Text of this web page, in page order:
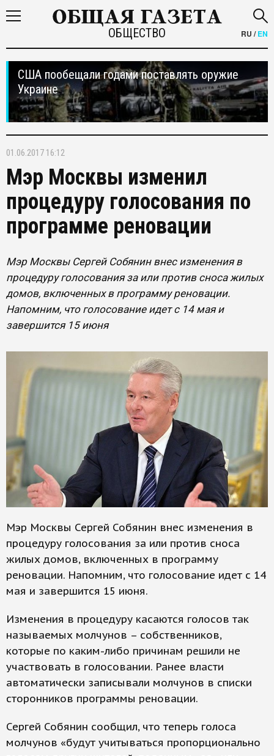
ОБЩЕСТВО RU /EN
США пообещали годами поставлять оружие
Украине
01.06.2017 16:12
Мэр Москвы изменил
процедуру голосования по
программе реновации
Мэр Москвы Сергей Собянин внес изменения в
процедуру голосования за или против сноса жилых
домов, включенных в программу реновации.
Напомним, что голосование идет с 14 мая и
завершится 15 июня
Мэр Москвы Сергей Собянин внес изменения в
процедуру голосования за или против сноса
жилых домов, включенных в программу
реновации. Напомним, что голосование идет с 14
мая и завершится 15 июня.
Изменения в процедуру касаются голосов так
называемых молчунов – собственников,
которые по каким-либо причинам решили не
участвовать в голосовании. Ранее власти
автоматически записывали молчунов в списки
сторонников программы реновации.
Сергей Собянин сообщил, что теперь голоса
молчунов «будут учитываться пропорционально